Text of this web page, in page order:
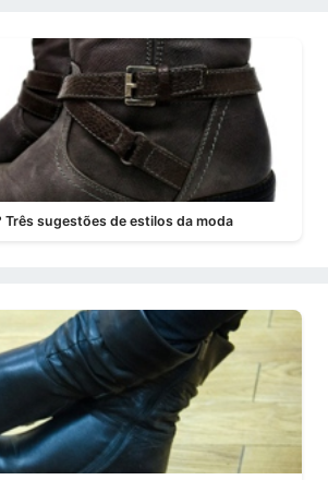
sugestões de estilos da moda